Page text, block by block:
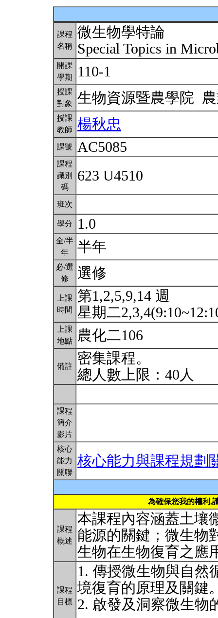
課程
名稱
微生物學特論
Special Topics in
開課
學期
110-1
授課
對象
生物資源暨農學院
授課
教師
楊秋忠
課號 AC5085
課程
識別
碼
623 U4510
班次
學分 1.0
全/半
年
半年
必/選
修
選修
上課
時間
第1,2,5,9,14 週
星期二
上課
地點
農化二106
備註
密集課程。
總人數上限：40人
課程
簡介
影片
核心
能力
關聯
核心能力與課程規劃
為確保您我的權利,
課程
概述
本課程內容涵蓋土壤
能源的關鍵；微生物
生物在生物復育之應
課程
目標
1. 傳授微生物與自然
境復育的原理及關鍵
2. 啟發及洞察微生物